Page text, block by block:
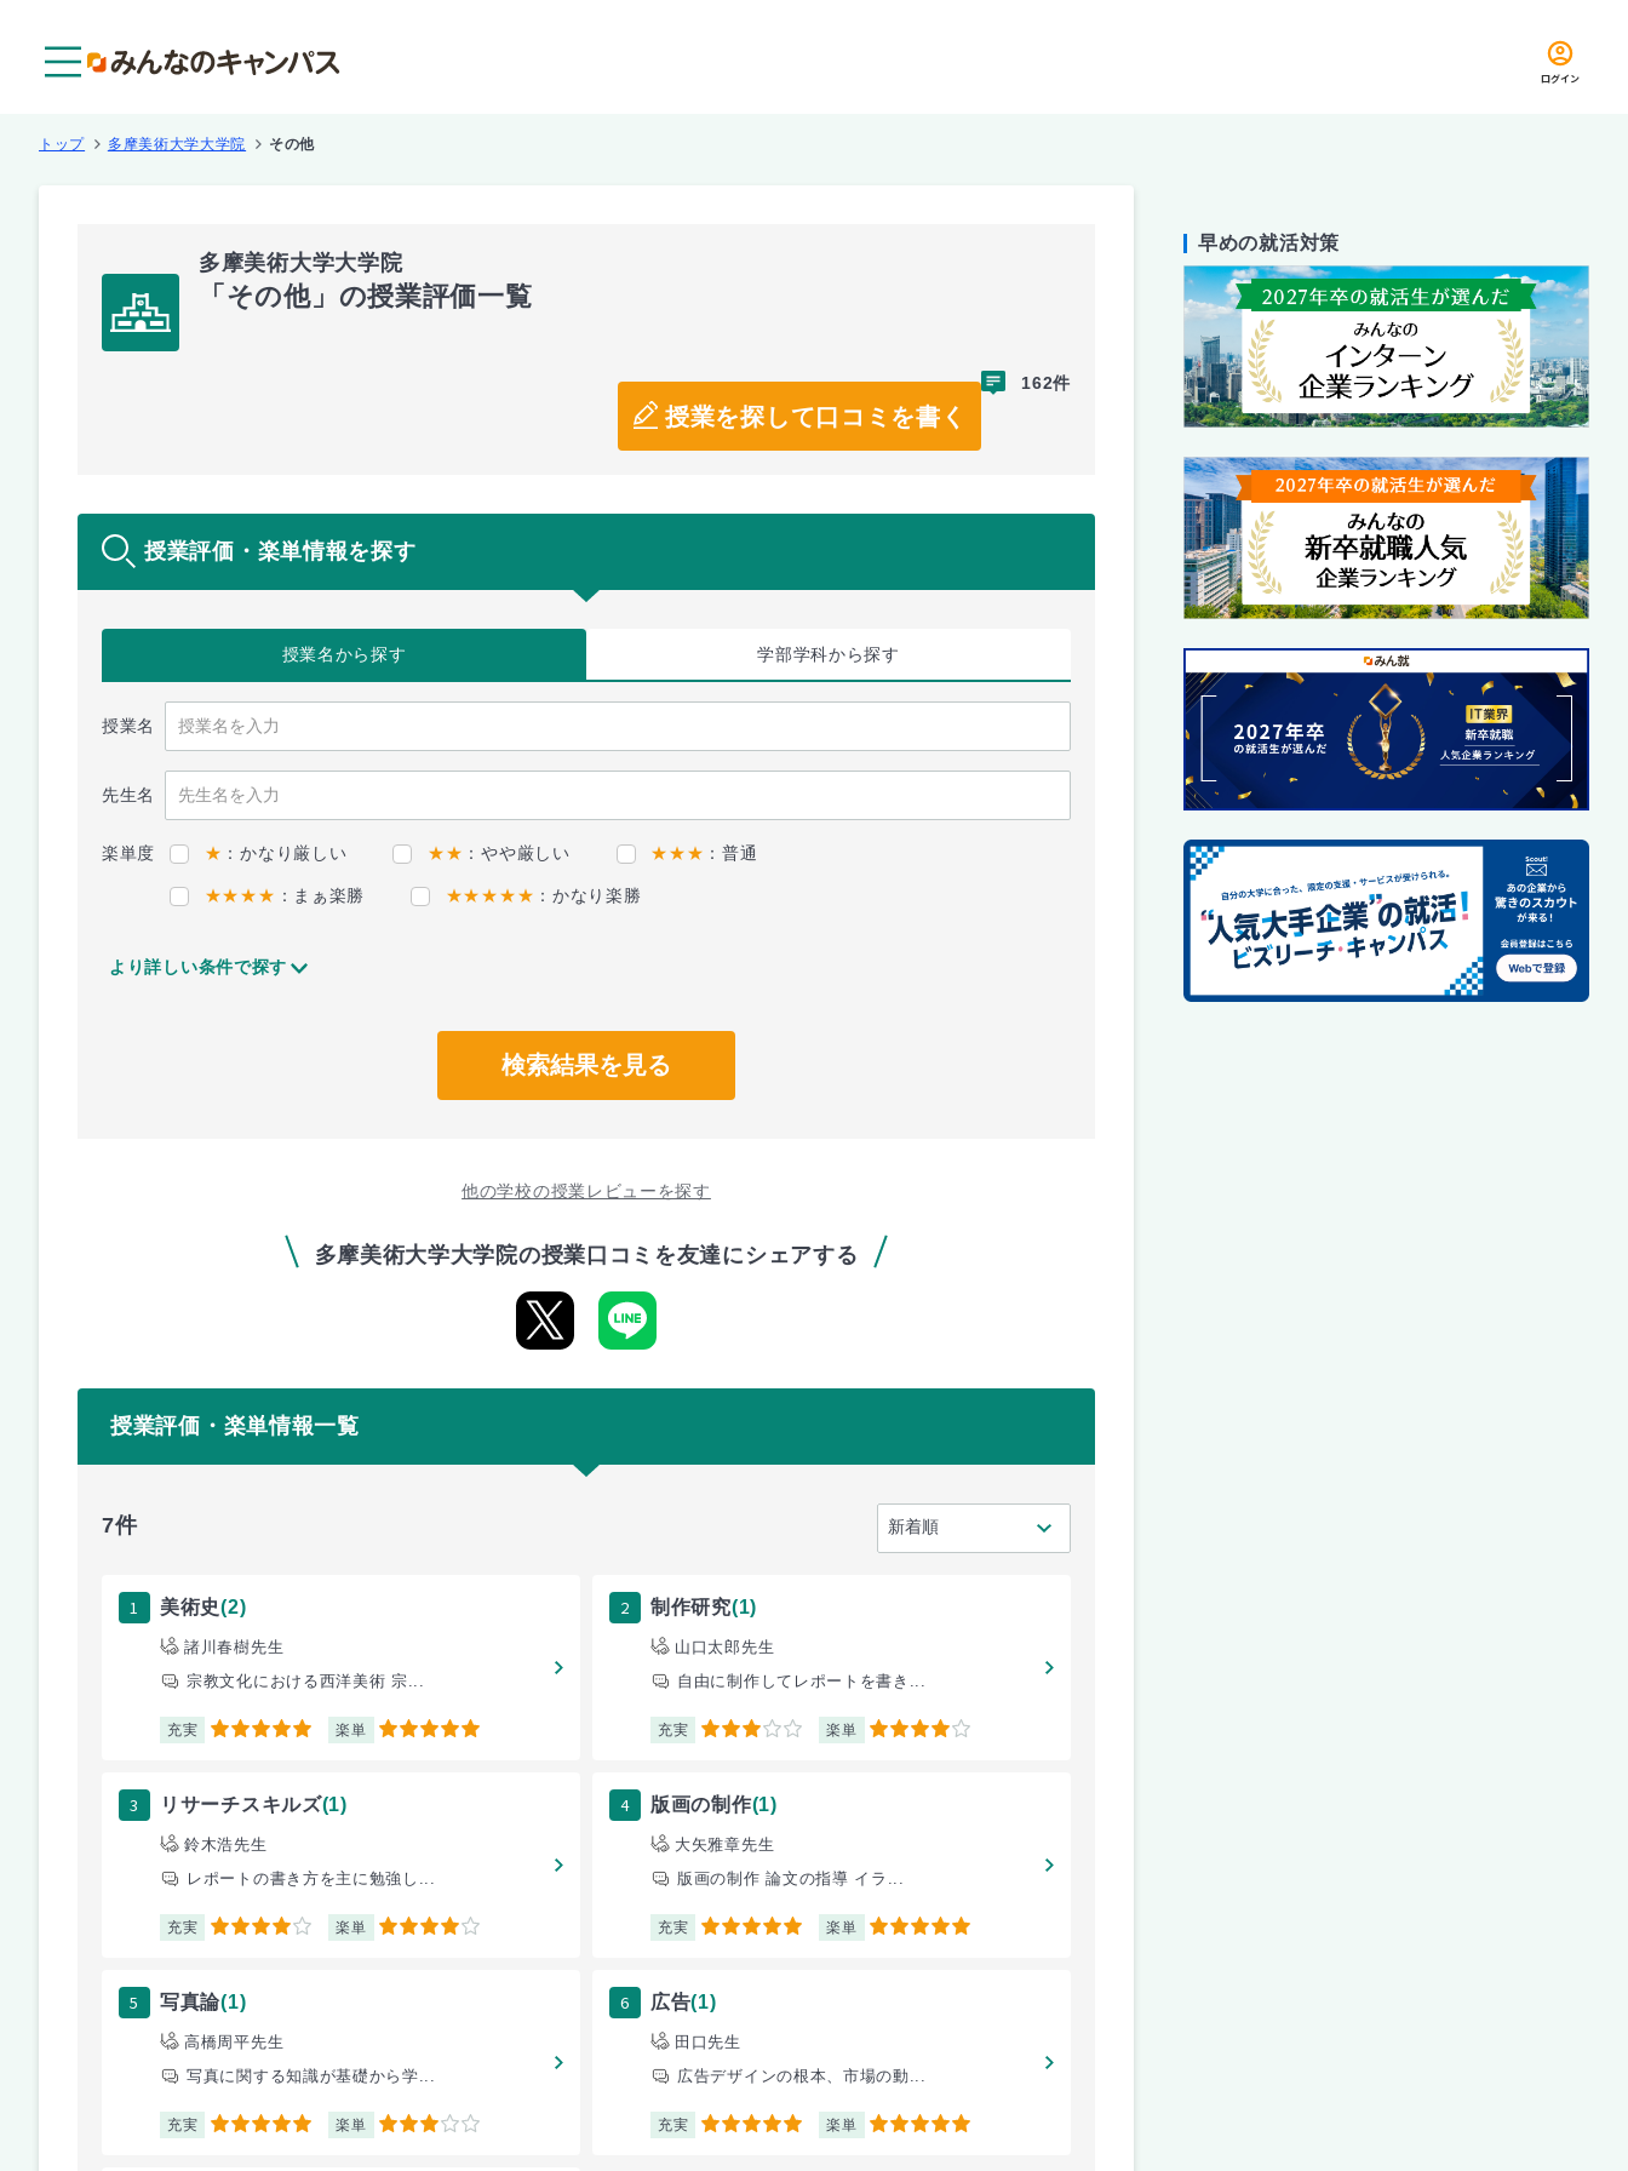
ログイン
トップ 多摩美術大学大学院 その他
多摩美術大学大学院
「その他」の授業評価一覧
授業を探して口コミを書く
162件
授業評価・楽単情報を探す
授業名から探す 学部学科から探す
授業名
先生名
楽単度 ★ ：かなり厳しい ★★ ：やや厳しい ★★★ ：普通
★★★★ ：まぁ楽勝 ★★★★★ ：かなり楽勝
より詳しい条件で探す
検索結果を見る
他の学校の授業レビューを探す
多摩美術大学大学院の授業口コミを友達にシェアする
授業評価・楽単情報一覧
7件
1 美術史(2)
諸川春樹先生
宗教文化における西洋美術 宗...
充実 5 楽単 5
2 制作研究(1)
山口太郎先生
自由に制作してレポートを書き...
充実 3 楽単 4
3 リサーチスキルズ(1)
鈴木浩先生
レポートの書き方を主に勉強し...
充実 4 楽単 4
4 版画の制作(1)
大矢雅章先生
版画の制作 論文の指導 イラ...
充実 5 楽単 5
5 写真論(1)
高橋周平先生
写真に関する知識が基礎から学...
充実 5 楽単 3
6 広告(1)
田口先生
広告デザインの根本、市場の動...
充実 5 楽単 5
早めの就活対策